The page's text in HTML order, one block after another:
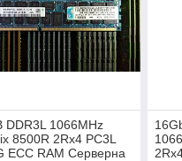
DDR3L 1066MHz
8500R 2Rx4 PC3L
ECC RAM Серверна